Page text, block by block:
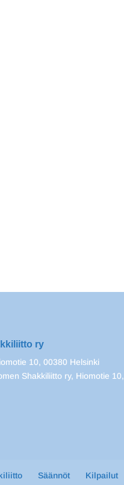
ry
10, 00380 Helsinki
Shakkiliitto ry, Hiomotie 10,
Säännöt Kilpailut